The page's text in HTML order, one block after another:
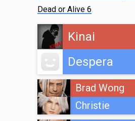
Dead or Alive 6
Kinai
Despera
Brad Wong
Christie